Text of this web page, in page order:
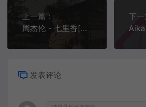
上一篇：
周杰伦 - 七里香[MP3/FLAC][320K][11.7M/34.3M]
下一
发表评论